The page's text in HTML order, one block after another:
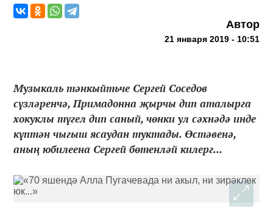
Автор
21 января 2019 - 10:51
Музыкаль тәнкыйтьче Сергей Соседов
сүзләренчә, Примадонна җырчы дип аталырга
хокуклы түгел дип саный, чөнки ул сәхнәдә инде
күптән чыгыш ясаудан туктады. Өстәвенә,
аның юбилеена Сергей бөтенләй килерг...